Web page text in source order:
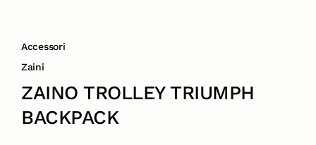
Accessori
Zaini
ZAINO TROLLEY TRIUMPH
BACKPACK